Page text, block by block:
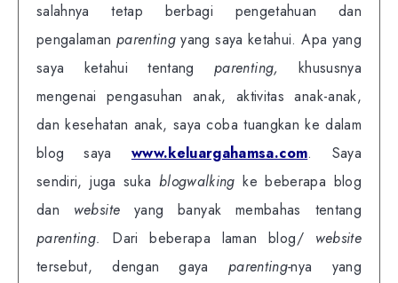
salahnya tetap berbagi pengetahuan dan
pengalaman parenting yang saya ketahui.Apa yang
saya ketahui tentangparenting,
khususnya
mengenai pengasuhan anak, aktivitas anak-anak,
dan kesehatan anak, saya coba tuangkan ke dalam
blog saya
www.keluargahamsa.com. Saya
sendiri, juga suka blogwalking ke beberapa blog
dan website yang banyak membahas tentang
parenting.
Dari beberapa laman blog/ website
tersebut, dengan gaya parenting-nya yang